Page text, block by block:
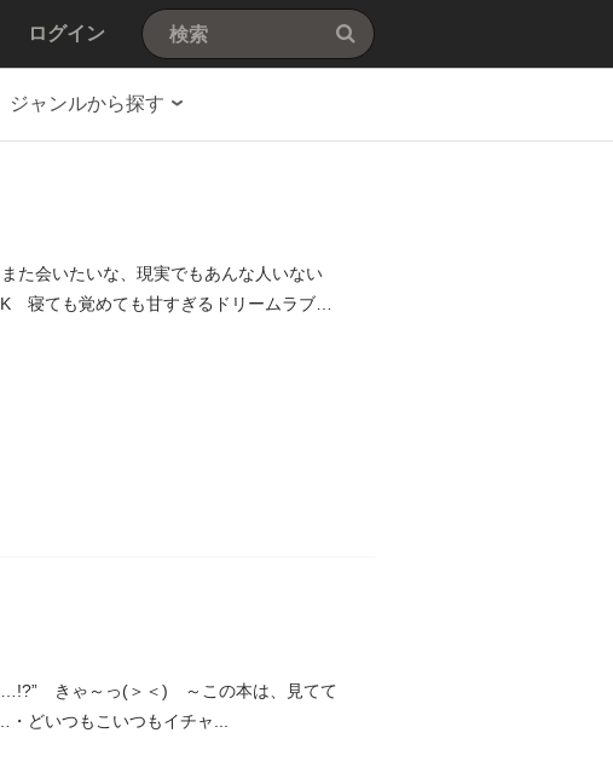
ログイン
ジャンルから探す
会いたいな、現実でもあんな人いない
ても覚めても甘すぎるドリームラブ！
…!?” きゃ～っ(＞＜) ～この本は、見てて
どいつもこいつもイチャ...